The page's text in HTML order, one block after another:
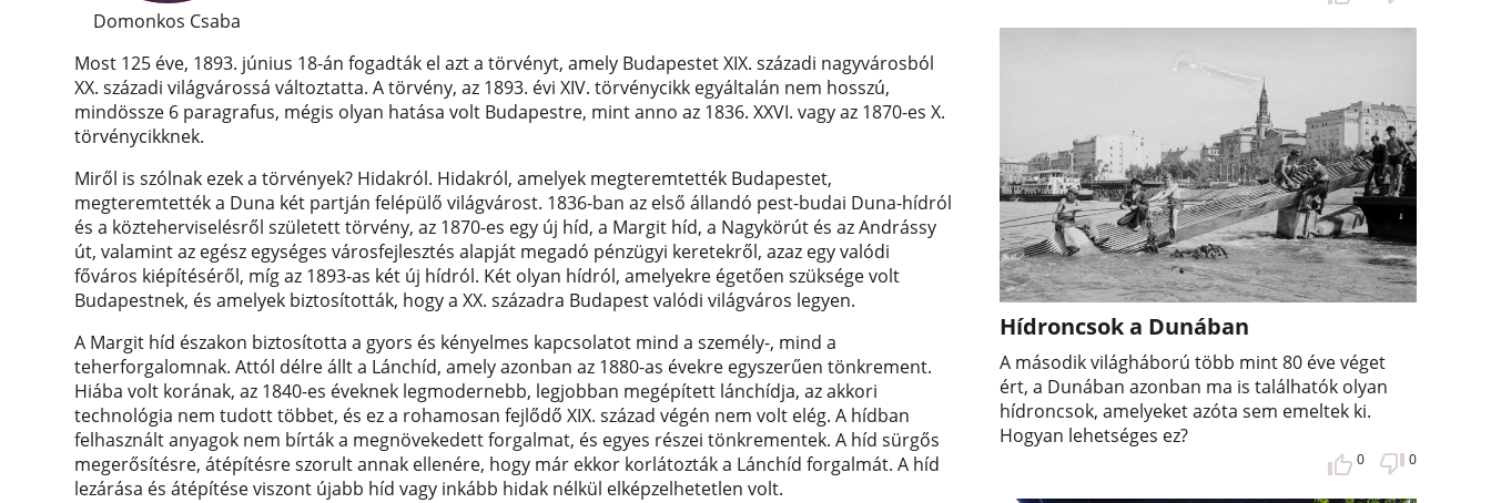
Domonkos Csaba
Most 125 éve, 1893. június 18-án fogadták el azt a törvényt, amely Budapestet XIX. századi nagyvárosból
XX. századi világvárossá változtatta. A törvény, az 1893. évi XIV. törvénycikk egyáltalán nem hosszú,
mindössze 6 paragrafus, mégis olyan hatása volt Budapestre, mint anno az 1836. XXVI. vagy az 1870-es X.
törvénycikknek.
Miről is szólnak ezek a törvények? Hidakról. Hidakról, amelyek megteremtették Budapestet,
megteremtették a Duna két partján felépülő világvárost. 1836-ban az első állandó pest-budai Duna-hídról
és a közteherviselésről született törvény, az 1870-es egy új híd, a Margit híd, a Nagykörút és az Andrássy
út, valamint az egész egységes városfejlesztés alapját megadó pénzügyi keretekről, azaz egy valódi
főváros kiépítéséről, míg az 1893-as két új hídról. Két olyan hídról, amelyekre égetően szüksége volt
Budapestnek, és amelyek biztosították, hogy a XX. századra Budapest valódi világváros legyen.
A Margit híd északon biztosította a gyors és kényelmes kapcsolatot mind a személy-, mind a
teherforgalomnak. Attól délre állt a Lánchíd, amely azonban az 1880-as évekre egyszerűen tönkrement.
Hiába volt korának, az 1840-es éveknek legmodernebb, legjobban megépített lánchídja, az akkori
technológia nem tudott többet, és ez a rohamosan fejlődő XIX. század végén nem volt elég. A hídban
felhasznált anyagok nem bírták a megnövekedett forgalmat, és egyes részei tönkrementek. A híd sürgős
megerősítésre, átépítésre szorult annak ellenére, hogy már ekkor korlátozták a Lánchíd forgalmát. A híd
lezárása és átépítése viszont újabb híd vagy inkább hidak nélkül elképzelhetetlen volt.
Hídroncsok a Dunában
A második világháború több mint 80 éve véget
ért, a Dunában azonban ma is találhatók olyan
hídroncsok, amelyeket azóta sem emeltek ki.
Hogyan lehetséges ez?
0 0